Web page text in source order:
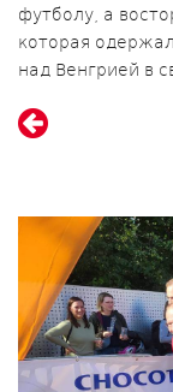
футболу, а
которая
над Венгрией в